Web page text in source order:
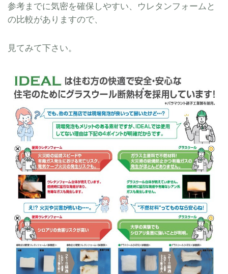
参考までに気密を確保しやすい、ウレタンフォームと
の比較がありますので、
見てみて下さい。